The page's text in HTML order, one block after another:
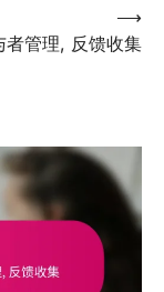
策略必须更加注
要求企业在收集
知用户数据的
不仅能保护用户
管理, 反馈收集
⟶